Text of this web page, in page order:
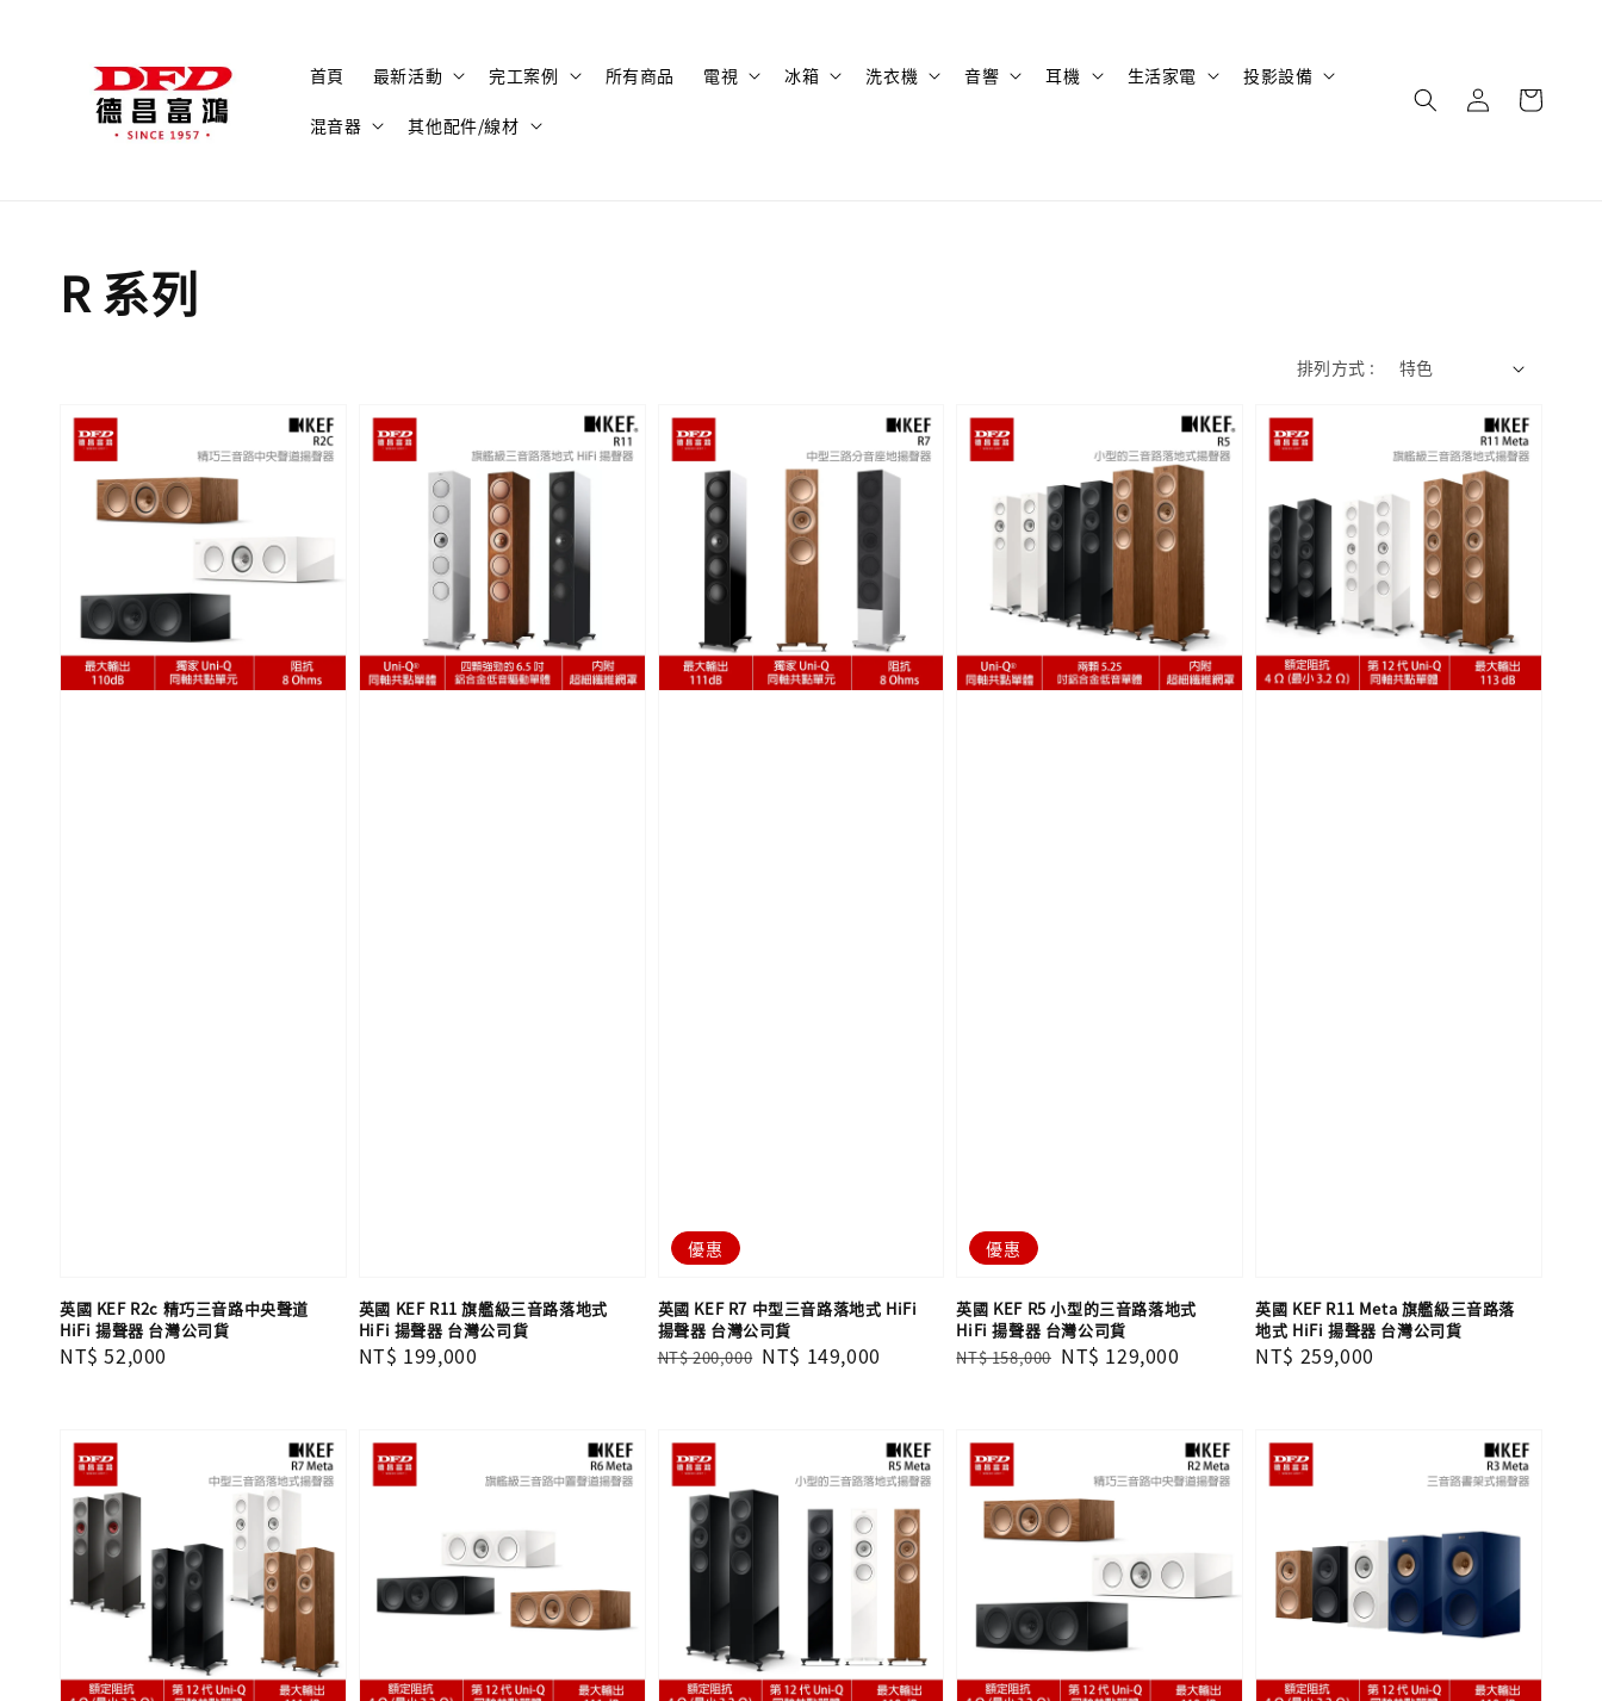
首頁 最新活動 完工案例 所有商品 電視 冰箱 洗衣機 音響 耳機 生活家電 投影設備
混音器 其他配件/線材
R 系列
排列方式 :
英國 KEF R2c 精巧三音路中央聲道
HiFi 揚聲器 台灣公司貨
Regular
NT$ 52,000
英國 KEF R11 旗艦級三音路落地式
HiFi 揚聲器 台灣公司貨
Regular
NT$ 199,000
優惠
英國 KEF R7 中型三音路落地式 HiFi
揚聲器 台灣公司貨
Regular
NT$ 200,000 Sale
NT$ 149,000
優惠
英國 KEF R5 小型的三音路落地式
HiFi 揚聲器 台灣公司貨
Regular
NT$ 158,000 Sale
NT$ 129,000
英國 KEF R11 Meta 旗艦級三音路落
地式 HiFi 揚聲器 台灣公司貨
Regular
NT$ 259,000